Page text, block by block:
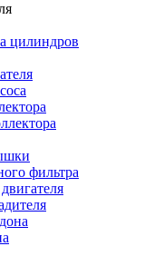
цилиндров
фильтра